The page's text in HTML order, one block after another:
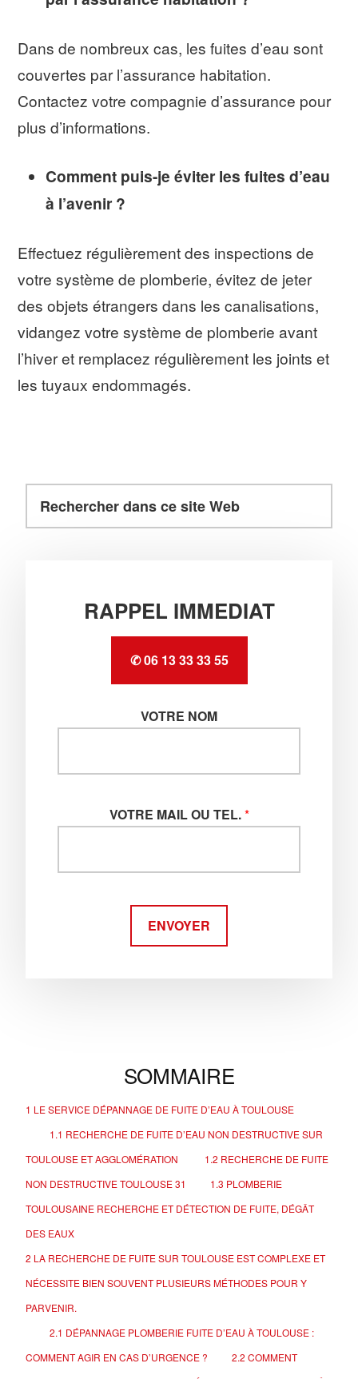
Dans de nombreux cas, les fuites d’eau sont
couvertes par l’assurance habitation.
Contactez votre compagnie d’assurance pour
plus d’informations.
Comment puis-je éviter les fuites d’eau
à l’avenir ?
Effectuez régulièrement des inspections de
votre système de plomberie, évitez de jeter
des objets étrangers dans les canalisations,
vidangez votre système de plomberie avant
l’hiver et remplacez régulièrement les joints et
les tuyaux endommagés.
Barre
latérale
dans
ce
RAPPEL IMMEDIAT
✆ 06 13 33 33 55
VOTRE NOM
VOTRE MAIL OU TEL.*
ENVOYER
SOMMAIRE
1 LE SERVICE DÉPANNAGE DE FUITE D’EAU À TOULOUSE
1.1 RECHERCHE DE FUITE D’EAU NON DESTRUCTIVE SUR
TOULOUSE ET AGGLOMÉRATION
1.2 RECHERCHE DE FUITE
NON DESTRUCTIVE TOULOUSE 31
1.3 PLOMBERIE
TOULOUSAINE RECHERCHE ET DÉTECTION DE FUITE, DÉGÂT
DES EAUX
2 LA RECHERCHE DE FUITE SUR TOULOUSE EST COMPLEXE ET
NÉCESSITE BIEN SOUVENT PLUSIEURS MÉTHODES POUR Y
PARVENIR.
2.1 DÉPANNAGE PLOMBERIE FUITE D’EAU À TOULOUSE :
COMMENT AGIR EN CAS D’URGENCE ?
2.2 COMMENT